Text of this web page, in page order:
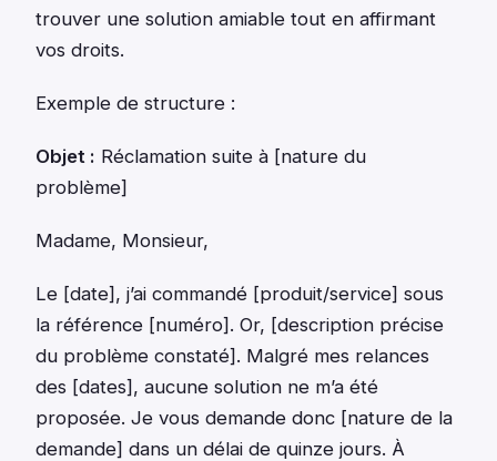
trouver une solution amiable tout en affirmant
vos droits.
Exemple de structure :
Objet : Réclamation suite à [nature du
problème]
Madame, Monsieur,
Le [date], j’ai commandé [produit/service] sous
la référence [numéro]. Or, [description précise
du problème constaté]. Malgré mes relances
des [dates], aucune solution ne m’a été
proposée. Je vous demande donc [nature de la
demande] dans un délai de quinze jours. À